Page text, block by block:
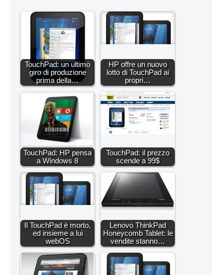
TouchPad: un ultimo
giro di produzione
prima della…
HP offre un nuovo
lotto di TouchPad ai
propri…
TouchPad: HP pensa
a Windows 8
TouchPad: il prezzo
scende a 99$
Il TouchPad è morto,
ed insieme a lui
webOS
Lenovo ThinkPad
Honeycomb Tablet: le
vendite stanno…